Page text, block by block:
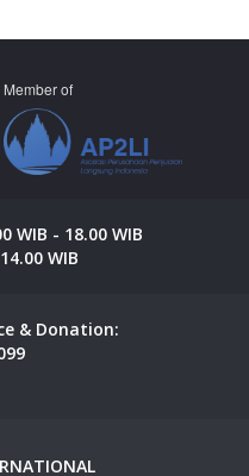
Member of
WIB - 18.00 WIB
WIB
& Donation: